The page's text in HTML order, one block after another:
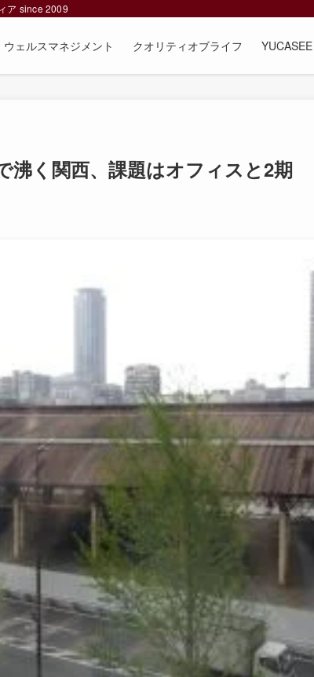
ア since 2009
ウェルスマネジメント クオリティオブライフ
沸く関西、課題はオフィスと2期